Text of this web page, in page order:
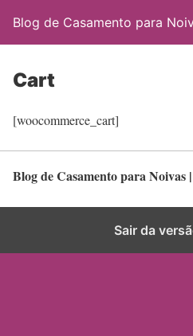
Blog de Casamento para
Cart
[woocommerce_cart]
Blog de Casamento para Noivas
Sair da